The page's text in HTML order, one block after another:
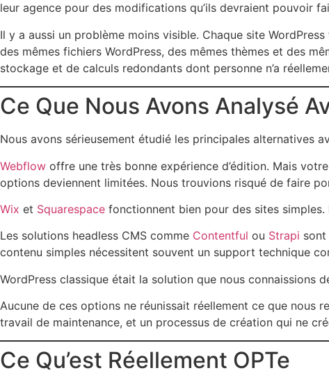
leur agence pour des modifications qu’ils devraient pouvoir
Il y a aussi un problème moins visible. Chaque site
des mêmes fichiers WordPress, des mêmes thèmes et des
stockage et de calculs redondants dont personne n’a
Ce Que Nous Avons Analysé
Nous avons sérieusement étudié les principales alternatives
Webflow offre une très bonne expérience d’édition. Mais
options deviennent limitées. Nous trouvions risqué de faire
Wix et Squarespace fonctionnent bien pour des sites
Les solutions headless CMS comme Contentful ou Strapi
contenu simples nécessitent souvent un support technique
WordPress classique était la solution que nous connaissions
Aucune de ces options ne réunissait réellement ce que nous
travail de maintenance, et un processus de création qui ne
Ce Qu’est Réellement OPTe